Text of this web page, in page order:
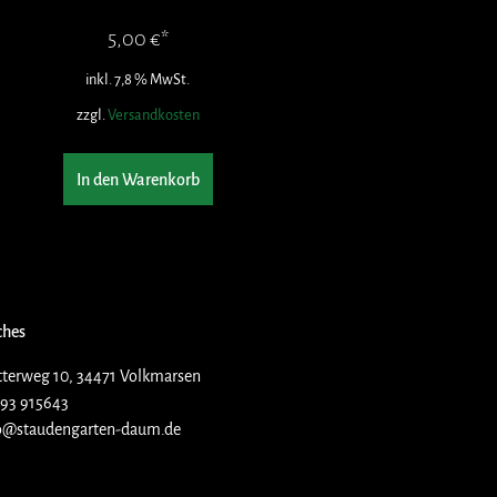
5,00 €
inkl. 7,8 % MwSt.
zzgl.Versandkosten
In den Warenkorb
10, 34471 Volkmarsen
915643
daum.de